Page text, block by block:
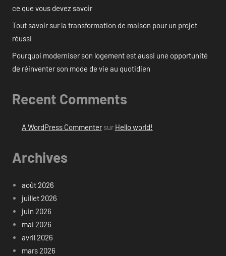
ce que vous devez savoir
Tout savoir sur la transformation de maison pour un projet
réussi
Pourquoi moderniser son logement est aussi une opportunité
de réinventer son mode de vie au quotidien
Recent Comments
A WordPress Commentersur Hello world!
Archives
août 2026
juillet 2026
juin 2026
mai 2026
avril 2026
mars 2026